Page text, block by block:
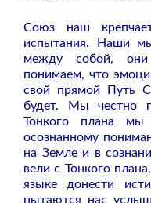
Союз наш
испытания. Наши
между собой,
понимаем, что
свой прямой Путь
будет. Мы честно
Тонкого плана
осознанному
на Земле и в
вели с Тонкого
языке донести
пытаются нас